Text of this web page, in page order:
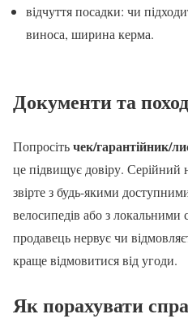
відчуття посадки: чи
виноса, ширина керма.
Документи та
Попросітьчек/гарантійник/
це підвищує довіру.
звірте з будь-якими
велосипедів або з
продавець нервує чи
краще відмовитися від угоди.
Як порахувати